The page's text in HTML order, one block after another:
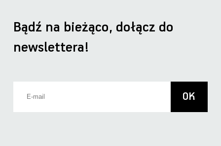
Bądź na bieżąco, dołącz do
newslettera!